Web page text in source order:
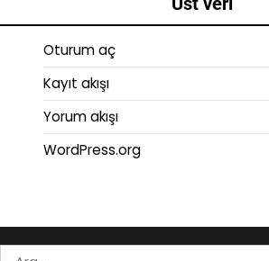
Oturum aç
Kayıt akışı
Yorum akışı
WordPress.org
Arama: